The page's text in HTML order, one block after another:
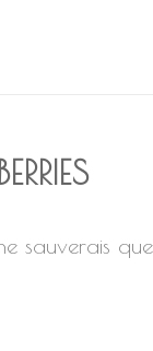
sauverais